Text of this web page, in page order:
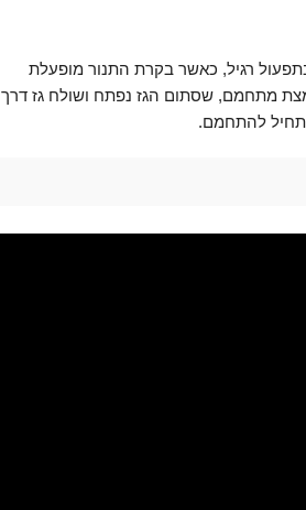
רגיל, כאשר בקרת התנור מופעלת
מתחמם, שסתום הגז נפתח ושולח גז דרך
להתחמם.